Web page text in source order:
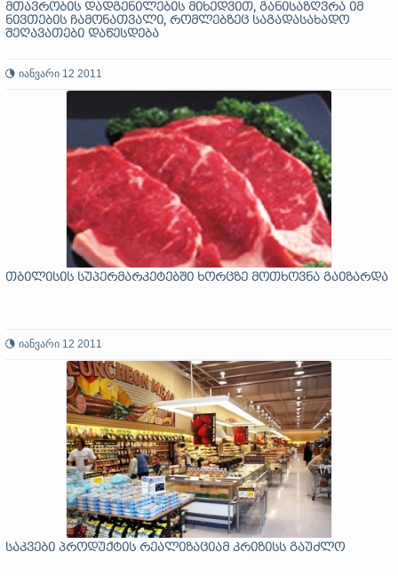
მთავრობის დადგენილების მიხედვით, განისაზღვრა იმ
ნივთების ჩამონათვალი, რომლებზეც საგადასახადო
შეღავათები დაწესდება
იანვარი 12 2011
თბილისის სუპერმარკეტებში ხორცზე მოთხოვნა გაიზარდა
იანვარი 12 2011
საკვები პროდუქტის რეალიზაციამ კრიზისს გაუძლო